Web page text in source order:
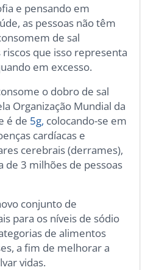
e pensando em
as pessoas não têm
de sal
que isso representa
em excesso.
o dobro de sal
Organização Mundial da
é de 5g, colocando-se em
cardíacas e
cerebrais (derrames),
de 3 milhões de pessoas
conjunto de
para os níveis de sódio
de alimentos
a fim de melhorar a
vidas.